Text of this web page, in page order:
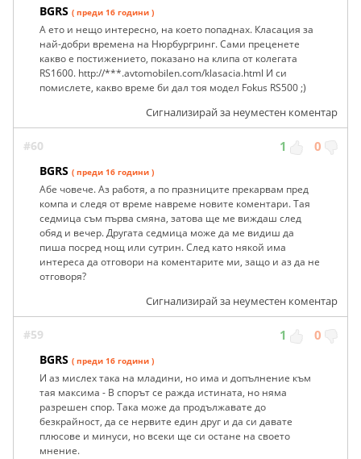
BGRS ( преди 16 години )
А ето и нещо интересно, на което попаднах. Класация за
най-добри времена на Нюрбургринг. Сами преценете
какво е постижението, показано на клипа от колегата
RS1600. http://***.avtomobilen.com/klasacia.html И си
помислете, какво време би дал тоя модел Fokus RS500 ;)
Сигнализирай за неуместен коментар
#60 1 0
BGRS ( преди 16 години )
Абе човече. Аз работя, а по празниците прекарвам пред
компа и следя от време навреме новите коментари. Тая
седмица съм първа смяна, затова ще ме виждаш след
обяд и вечер. Другата седмица може да ме видиш да
пиша посред нощ или сутрин. След като някой има
интереса да отговори на коментарите ми, защо и аз да не
отговоря?
Сигнализирай за неуместен коментар
#59 1 0
BGRS ( преди 16 години )
И аз мислех така на младини, но има и допълнение към
тая максима - В спорът се ражда истината, но няма
разрешен спор. Така може да продължавате до
безкрайност, да се нервите един друг и да си давате
плюсове и минуси, но всеки ще си остане на своето
мнение.